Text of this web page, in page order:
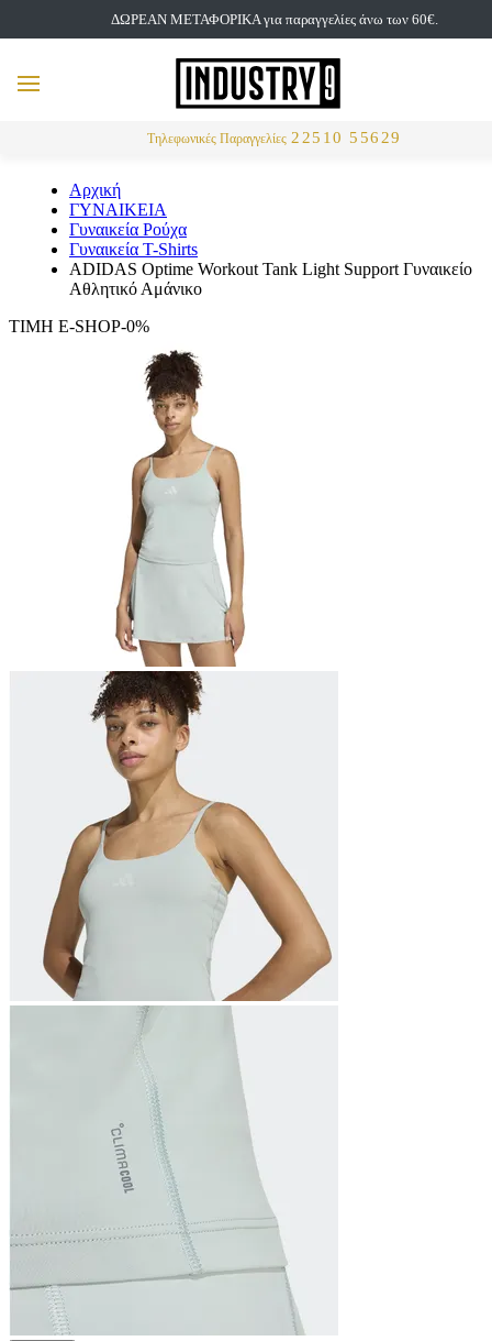
ΔΩΡΕΑΝ ΜΕΤΑΦΟΡΙΚΑ για παραγγελίες άνω των 60€.
Τηλεφωνικές Παραγγελίες 22510 55629
MENU
Αρχική
ΓΥΝΑΙΚΕΙΑ
Γυναικεία Ρούχα
Γυναικεία T-Shirts
ADIDAS Optime Workout Tank Light Support Γυναικείο
Αθλητικό Αμάνικο
ΤΙΜΗ E-SHOP-0%